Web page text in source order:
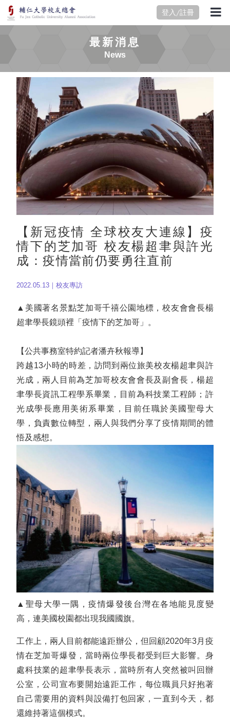
登入/註冊
最新消息
News
【新冠疫情 全球校友大連線】疫
情下的芝加哥 校友楊超聿與許光
成：疫情當前仍要勇往直前
2022.05.13｜校友專訪
▲美國著名景點芝加哥千禧公園地標，校友會會長楊
超聿學長鏡頭裡「疫情下的芝加哥」。
【公共事務室特約記者潘卉秋報導】
跨越13小時的時差，訪問到兩位旅美校友楊超聿與許
光成，兩人目前為芝加哥校友會會長及副會長，楊超
聿學長資訊工程學系畢業，目前為科技業工程師；許
光成學長應用美術系畢業，目前任職於美國聖母大
學，負責數位轉型，兩人與我們分享了疫情期間的體
悟及感想。
▲聖母大學一隅，疫情爆發後台灣在各地能見度變
高，連美國校園都出現我國國旗。
工作上，兩人目前都能遠距辦公，但回顧2020年3月疫
情在芝加哥爆發，當時兩位學長都受到巨大影響。身
處科技業的超聿學長表示，當時所有人突然被叫回辦
公室，公司宣布要開始遠距工作，每位職員只好抱著
自己需要用的資料與設備打包回家，一直到今天，都
還維持著這個模式。